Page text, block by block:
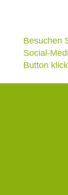
Besuchen
Social-
Button